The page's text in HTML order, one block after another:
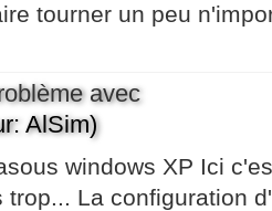
tourner un peu
avec
AlSim)
windows XP Ici
trop... La configuration